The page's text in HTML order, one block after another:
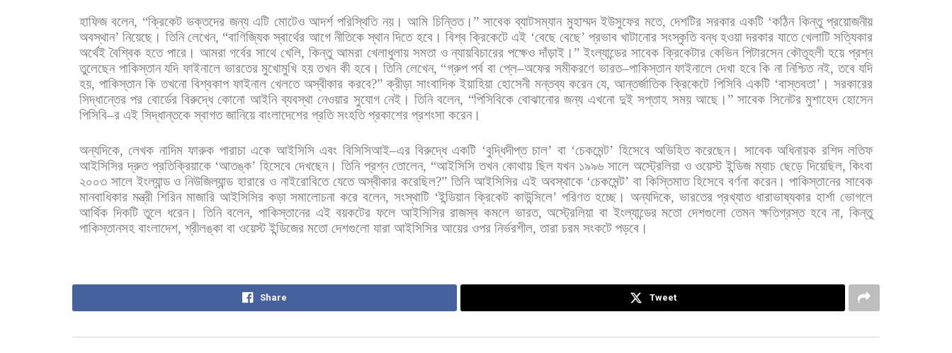
হাফিজ বলেন, “ক্রিকেট ভক্তদের জন্য এটি মোটেও আদর্শ পরিস্থিতি নয়। আমি চিন্তিত। ”সাবেক ব্যাটসম্যান মুহাম্মদ ইউসুফের মতে,দেশটির সরকার একটি ‘কঠিন কিন্তু প্রয়োজনীয়
অবস্থান’নিয়েছে। তিনি লেখেন, “বাণিজ্যিক স্বার্থের আগে নীতিকে স্থান দিতে হবে। বিশ্ব ক্রিকেটে এই ‘বেছে বেছে’ প্রভাব খাটানোর সংস্কৃতি বন্ধ হওয়া দরকার যাতে খেলাটি সত্যিকার
অর্থেই বৈশ্বিক হতে পারে। আমরা গর্বের সাথে খেলি, কিন্তু আমরা খেলাধুলায় সমতা ও ন্যায়বিচারের পক্ষেও দাঁড়াই। ”ইংল্যান্ডের সাবেক ক্রিকেটার কেভিন পিটারসেন কৌতূহলী হয়ে প্রশ্ন
তুলেছেন পাকিস্তান যদি ফাইনালে ভারতের মুখোমুখি হয় তখন কী হবে। তিনি লেখেন, “গ্রুপ পর্ব বা প্লে–অফের সমীকরণে ভারত–পাকিস্তান ফাইনালে দেখা হবে কি না নিশ্চিত নই,তবে যদি
হয়,পাকিস্তান কি তখনো বিশ্বকাপ ফাইনাল খেলতে অস্বীকার করবে?”ক্রীড়া সাংবাদিক ইয়াহিয়া হোসেনী মন্তব্য করেন যে,আন্তর্জাতিক ক্রিকেটে পিসিবি একটি‘বাস্তবতা’ । সরকারের
সিদ্ধান্তের পর বোর্ডের বিরুদ্ধে কোনো আইনি ব্যবস্থা নেওয়ার সুযোগ নেই। তিনি বলেন, “পিসিবিকে বোঝানোর জন্য এখনো দুই সপ্তাহ সময় আছে। ”সাবেক সিনেটর মুশাহেদ হোসেন
পিসিবি–র এই সিদ্ধান্তকে স্বাগত জানিয়ে বাংলাদেশের প্রতি সংহতি প্রকাশের প্রশংসা করেন।
অন্যদিকে,লেখক নাদিম ফারুক পারাচা একে আইসিসি এবং বিসিসিআই–এর বিরুদ্ধে একটি ‘বুদ্ধিদীপ্ত চাল’ বা‘চেকমেন্ট’ হিসেবে অভিহিত করেছেন। সাবেক অধিনায়ক রশিদ লতিফ
আইসিসির দ্রুত প্রতিক্রিয়াকে‘আতঙ্ক’হিসেবে দেখছেন। তিনি প্রশ্ন তোলেন, “আইসিসি তখন কোথায় ছিল যখন ১৯৯৬ সালে অস্ট্রেলিয়া ও ওয়েস্ট ইন্ডিজ ম্যাচ ছেড়ে দিয়েছিল,কিংবা
২০০৩ সালে ইংল্যান্ড ও নিউজিল্যান্ড হারারে ও নাইরোবিতে যেতে অস্বীকার করেছিল?”তিনি আইসিসির এই অবস্থাকে‘চেকমেন্ট’বা কিস্তিমাত হিসেবে বর্ণনা করেন। পাকিস্তানের সাবেক
মানবাধিকার মন্ত্রী শিরিন মাজারি আইসিসির কড়া সমালোচনা করে বলেন,সংস্থাটি ‘ইন্ডিয়ান ক্রিকেট কাউন্সিলে’ পরিণত হচ্ছে। অন্যদিকে, ভারতের প্রখ্যাত ধারাভাষ্যকার হার্শা ভোগলে
আর্থিক দিকটি তুলে ধরেন। তিনি বলেন, পাকিস্তানের এই বয়কটের ফলে আইসিসির রাজস্ব কমলে ভারত,অস্ট্রেলিয়া বা ইংল্যান্ডের মতো দেশগুলো তেমন ক্ষতিগ্রস্ত হবে না,কিন্তু
পাকিস্তানসহ বাংলাদেশ,শ্রীলঙ্কা বা ওয়েস্ট ইন্ডিজের মতো দেশগুলো যারা আইসিসির আয়ের ওপর নির্ভরশীল,তারা চরম সংকটে পড়বে।
Share Tweet